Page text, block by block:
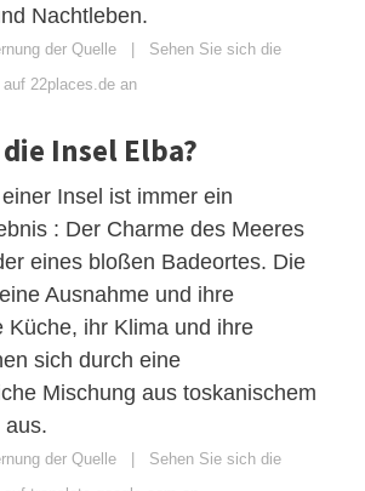
Nachtleben.
der Quelle | Sehen Sie sich die
22places.de an
Insel Elba?
Insel ist immer ein
: Der Charme des Meeres
eines bloßen Badeortes. Die
Ausnahme und ihre
Küche, ihr Klima und ihre
sich durch eine
Mischung aus toskanischem
aus.
der Quelle | Sehen Sie sich die